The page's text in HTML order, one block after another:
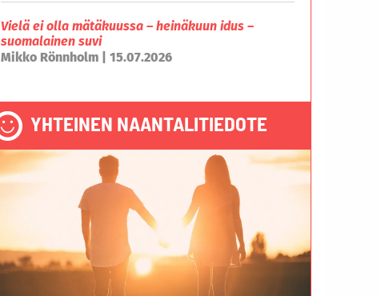
Vielä ei olla mätäkuussa – heinäkuun idus –
suomalainen suvi
Mikko Rönnholm | 15.07.2026
YHTEINEN NAANTALITIEDOTE